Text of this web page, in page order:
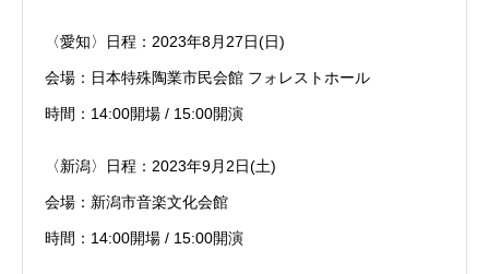
〈愛知〉日程：2023年8月27日(日)
会場：日本特殊陶業市民会館 フォレストホール
時間：14:00開場 / 15:00開演
〈新潟〉日程：2023年9月2日(土)
会場：新潟市音楽文化会館
時間：14:00開場 / 15:00開演